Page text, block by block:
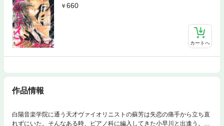
660
カートへ
作品情報
白陽音楽学院に通う天才ヴァイオリニストの蘇芳は失恋の痛手から立ち直
れずにいた。そんなある時、ピアノ科に編入してきた小早川と出逢う。彼